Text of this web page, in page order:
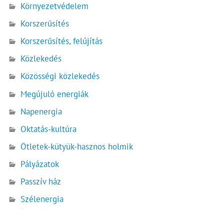
Környezetvédelem
Korszerűsítés
Korszerűsítés, felújítás
Közlekedés
Közösségi közlekedés
Megújuló energiák
Napenergia
Oktatás-kultúra
Ötletek-kütyük-hasznos holmik
Pályázatok
Passzív ház
Szélenergia